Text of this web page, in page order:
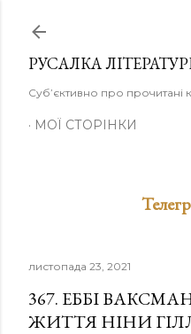
РУСАЛКА
Суб’єктивно про прочитані
МОЇ СТОРІНКИ
листопада 23, 2021
367. ЕББІ
ЖИТТЯ НІНИ